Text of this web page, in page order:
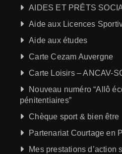
AIDES ET PRÊTS
Aide aux Licences
Aide aux études
Carte Cezam Auvergne
Carte Loisirs – ANCAV-
Nouveau numéro “Allô
pénitentiaires”
Chèque sport & bien être
Partenariat Courtage en
Mes prestations d’action